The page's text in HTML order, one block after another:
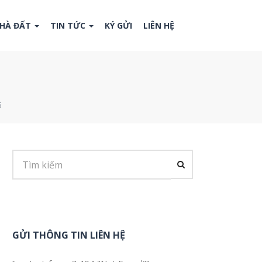
ĐẤT TIN TỨC KÝ GỬI LIÊN HỆ
GỬI THÔNG TIN LIÊN HỆ